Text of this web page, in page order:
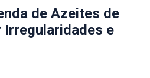
de Azeites de
e